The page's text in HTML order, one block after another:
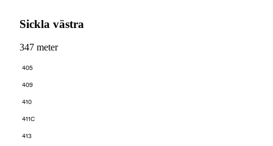
Sickla västra
347 meter
405
409
410
411C
413